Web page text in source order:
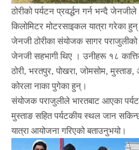
ठोरीको पर्यटन प्रवर्द्धन गर्न भन्दै
किलोमिटर मोटरसाइकल यात्रा गरेका
जेनजी ठोरीका संयोजक सागर
जेनजी सहभागी थिए । उनीहरू १८
ठोरी, भरतपुर, पोखरा, जोमसोम, मुस्ताङ,
कोरला नाका पुगेका हुन्।
संयोजक पराजुलीले भारतबाट आएका
मुस्ताङ सहित पर्यटकीय स्थल जान
यात्रा आयोजना गरिएको बताउनुभयो।